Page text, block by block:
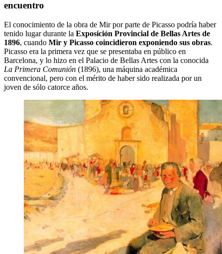
encuentro
El conocimiento de la obra de Mir por parte de Picasso podría haber
tenido lugar durante la Exposición Provincial de Bellas Artes de
1896, cuando Mir y Picasso coincidieron exponiendo sus obras.
Picasso era la primera vez que se presentaba en público en
Barcelona, ​​y lo hizo en el Palacio de Bellas Artes con la conocida
La Primera Comunión (1896), una máquina académica
convencional, pero con el mérito de haber sido realizada por un
joven de sólo catorce años.